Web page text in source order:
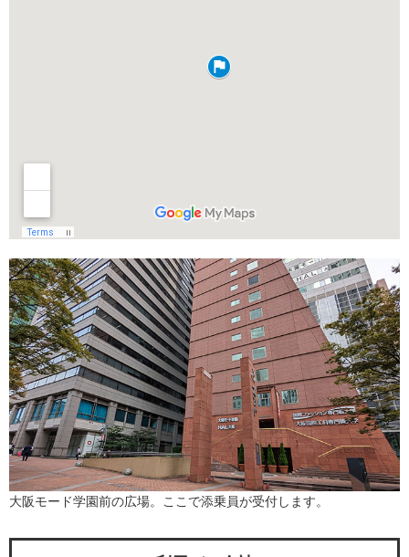
大阪モード学園前の広場。ここで添乗員が受付します。